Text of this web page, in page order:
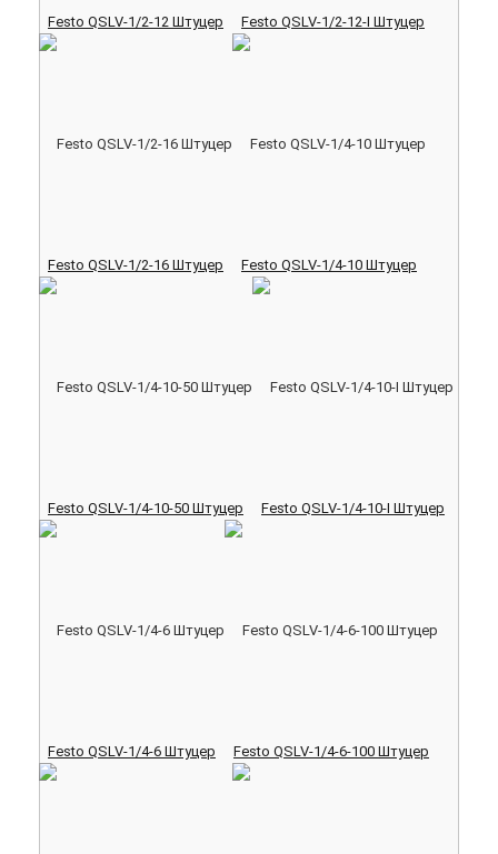
Festo QSLV-1/2-12 Штуцер Festo QSLV-1/2-12-I Штуцер
Festo QSLV-1/2-16 Штуцер Festo QSLV-1/4-10 Штуцер
Festo QSLV-1/4-10-50 Штуцер Festo QSLV-1/4-10-I Штуцер
Festo QSLV-1/4-6 Штуцер Festo QSLV-1/4-6-100 Штуцер